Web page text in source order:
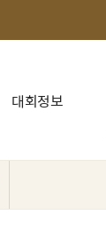
대회정보